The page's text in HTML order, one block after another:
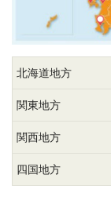
北海道地方
関東地方
関西地方
四国地方